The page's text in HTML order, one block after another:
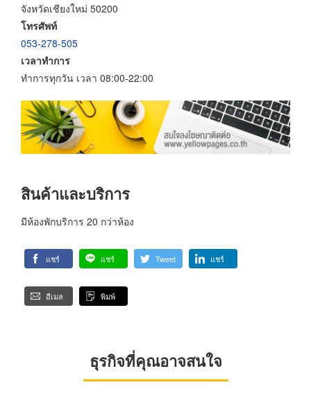
จังหวัดเชียงใหม่ 50200
โทรศัพท์
053-278-505
เวลาทำการ
ทำการทุกวัน เวลา 08:00-22:00
สินค้าและบริการ
มีห้องพักบริการ 20 กว่าห้อง
แชร์ แชร์ Tweet แชร์
อีเมล พิมพ์
ธุรกิจที่คุณอาจสนใจ